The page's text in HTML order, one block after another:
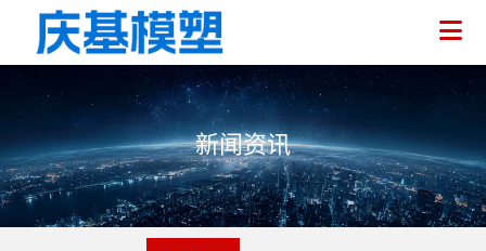
企业介绍
新闻资讯